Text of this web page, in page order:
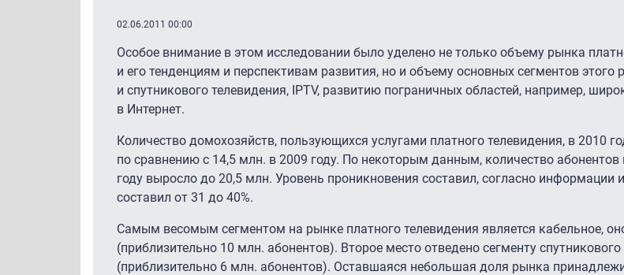
02.06.2011 00:00
Особое внимание в этом исследовании было уделено не только объему рынка
и его тенденциям и перспективам развития, но и объему основных сегментов этого
и спутникового телевидения, IPTV, развитию пограничных областей, например,
в Интернет.
Количество домохозяйств, пользующихся услугами платного телевидения, в 2010
по сравнению с 14,5 млн. в 2009 году. По некоторым данным, количество абонентов
году выросло до 20,5 млн. Уровень проникновения составил, согласно информации
составил от 31 до 40%.
Самым весомым сегментом на рынке платного телевидения является кабельное,
(приблизительно 10 млн. абонентов). Второе место отведено сегменту
(приблизительно 6 млн. абонентов). Оставшаяся небольшая доля рынка